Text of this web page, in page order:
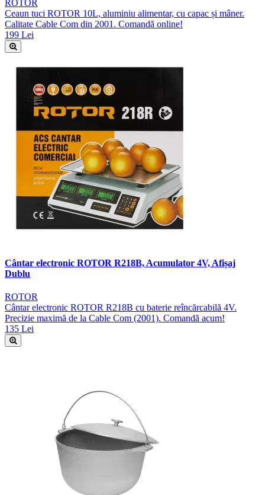
ROTOR
Ceaun tuci ROTOR 10L, aluminiu alimentar, cu capac și mâner.
Calitate Cable Com din 2001. Comandă online!
199 Lei
Cântar electronic ROTOR R218B, Acumulator 4V, Afișaj
Dublu
ROTOR
Cântar electronic ROTOR R218B cu baterie reîncărcabilă 4V.
Precizie maximă de la Cable Com (2001). Comandă acum!
135 Lei